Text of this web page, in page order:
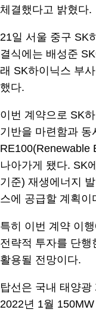
체결했다고 밝혔다.
21일 서울 중구 SK
결식에는 배성준
래 SK하이닉스 부
했다.
이번 계약으로 SK
기반을 마련함과 동
RE100(Renewable
나아가게 됐다. SK
기준) 재생에너지
스에 공급할 계획이
특히 이번 계약 이
전략적 투자를 단
활용될 전망이다.
탑선은 국내 태양
2022년 1월